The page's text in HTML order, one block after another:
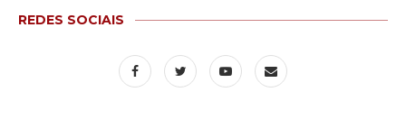
REDES SOCIAIS